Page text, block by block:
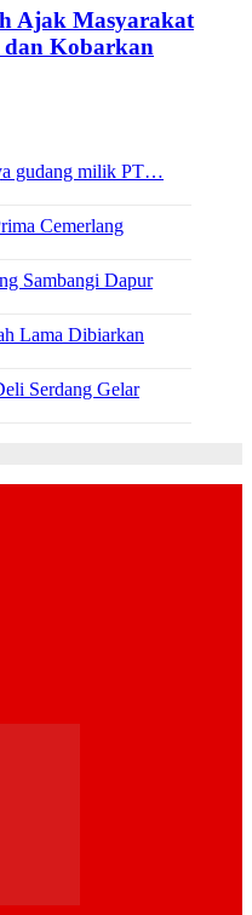
Ajak Masyarakat
dan Kobarkan
gudang milik PT…
Cemerlang
Sambangi Dapur
Lama Dibiarkan
Serdang Gelar